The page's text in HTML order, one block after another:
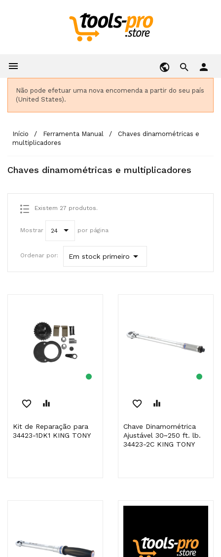
 person
Não pode efetuar uma nova encomenda a partir do seu país
(United States).
Início Ferramenta Manual
Chaves dinamométricas e
multiplicadores
Chaves dinamométricas e multiplicadores
Existem 27 produtos.
Mostrar 24 por página
Ordenar por: Em stock primeiro 
favorite_border equalizer
Kit de Reparação para
34423-1DK1 KING TONY
favorite_border equalizer
Chave Dinamométrica
Ajustável 30~250 ft. lb.
34423-2C KING TONY